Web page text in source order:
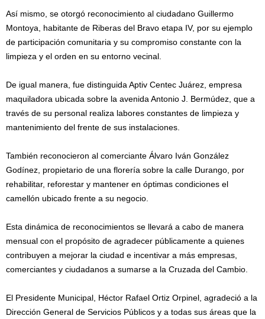
Así mismo, se otorgó reconocimiento al ciudadano Guillermo
Montoya, habitante de Riberas del Bravo etapa IV, por su ejemplo
de participación comunitaria y su compromiso constante con la
limpieza y el orden en su entorno vecinal.
De igual manera, fue distinguida Aptiv Centec Juárez, empresa
maquiladora ubicada sobre la avenida Antonio J. Bermúdez, que a
través de su personal realiza labores constantes de limpieza y
mantenimiento del frente de sus instalaciones.
También reconocieron al comerciante Álvaro Iván González
Godínez, propietario de una florería sobre la calle Durango, por
rehabilitar, reforestar y mantener en óptimas condiciones el
camellón ubicado frente a su negocio.
Esta dinámica de reconocimientos se llevará a cabo de manera
mensual con el propósito de agradecer públicamente a quienes
contribuyen a mejorar la ciudad e incentivar a más empresas,
comerciantes y ciudadanos a sumarse a la Cruzada del Cambio.
El Presidente Municipal, Héctor Rafael Ortiz Orpinel, agradeció a la
Dirección General de Servicios Públicos y a todas sus áreas que la